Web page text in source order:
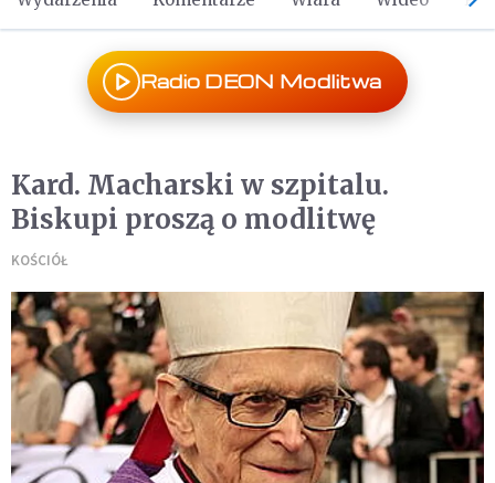
Radio DEON Modlitwa
Kard. Macharski w szpitalu.
Biskupi proszą o modlitwę
KOŚCIÓŁ